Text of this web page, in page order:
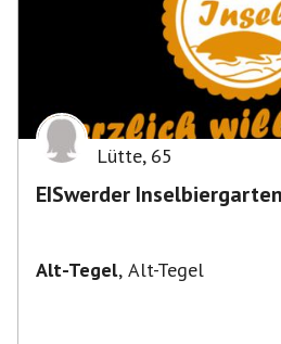
Lütte, 65
EISwerder
Alt-Tegel, Alt-Tegel